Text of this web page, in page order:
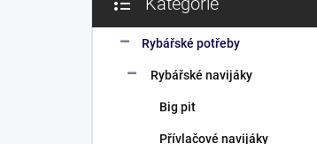
s
kategorie
Rybářské potřeby
Rybářské navijáky
Big pit
Přívlačové navijáky